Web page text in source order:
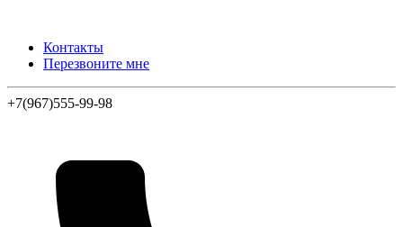
Контакты
Перезвоните мне
+7(967)555-99-98